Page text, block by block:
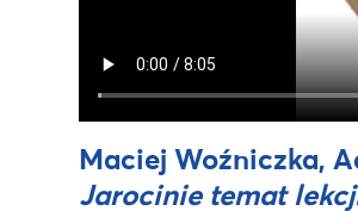
Maciej Woźniczka,
Jarocinie temat